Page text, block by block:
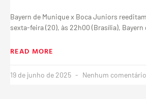
Bayern de Munique x Boca Juniors
sexta-feira (20), às 22h00 (Brasília), Bayern
READ MORE
19 de junho de 2025 Nenhum comentário